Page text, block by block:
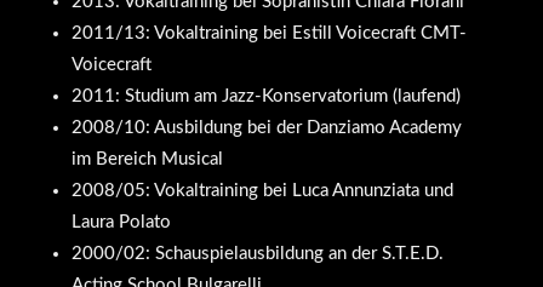
2011/13: Vokaltraining bei Estill Voicecraft CMT-
Voicecraft
2011: Studium am Jazz-Konservatorium (laufend)
2008/10: Ausbildung bei der Danziamo Academy
im Bereich Musical
2008/05: Vokaltraining bei Luca Annunziata und
Laura Polato
2000/02: Schauspielausbildung an der S.T.E.D.